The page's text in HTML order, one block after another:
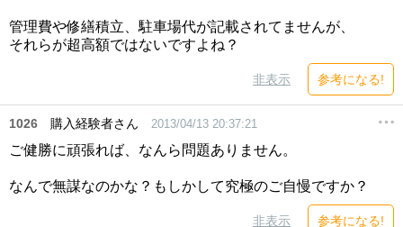
管理費や修繕積立、駐車場代が記載されてませんが、
それらが超高額ではないですよね？
非表示 参考になる!
1026 購入経験者さん 2013/04/13 20:37:21
ご健勝に頑張れば、なんら問題ありません。
なんで無謀なのかな？もしかして究極のご自慢ですか？
非表示 参考になる!